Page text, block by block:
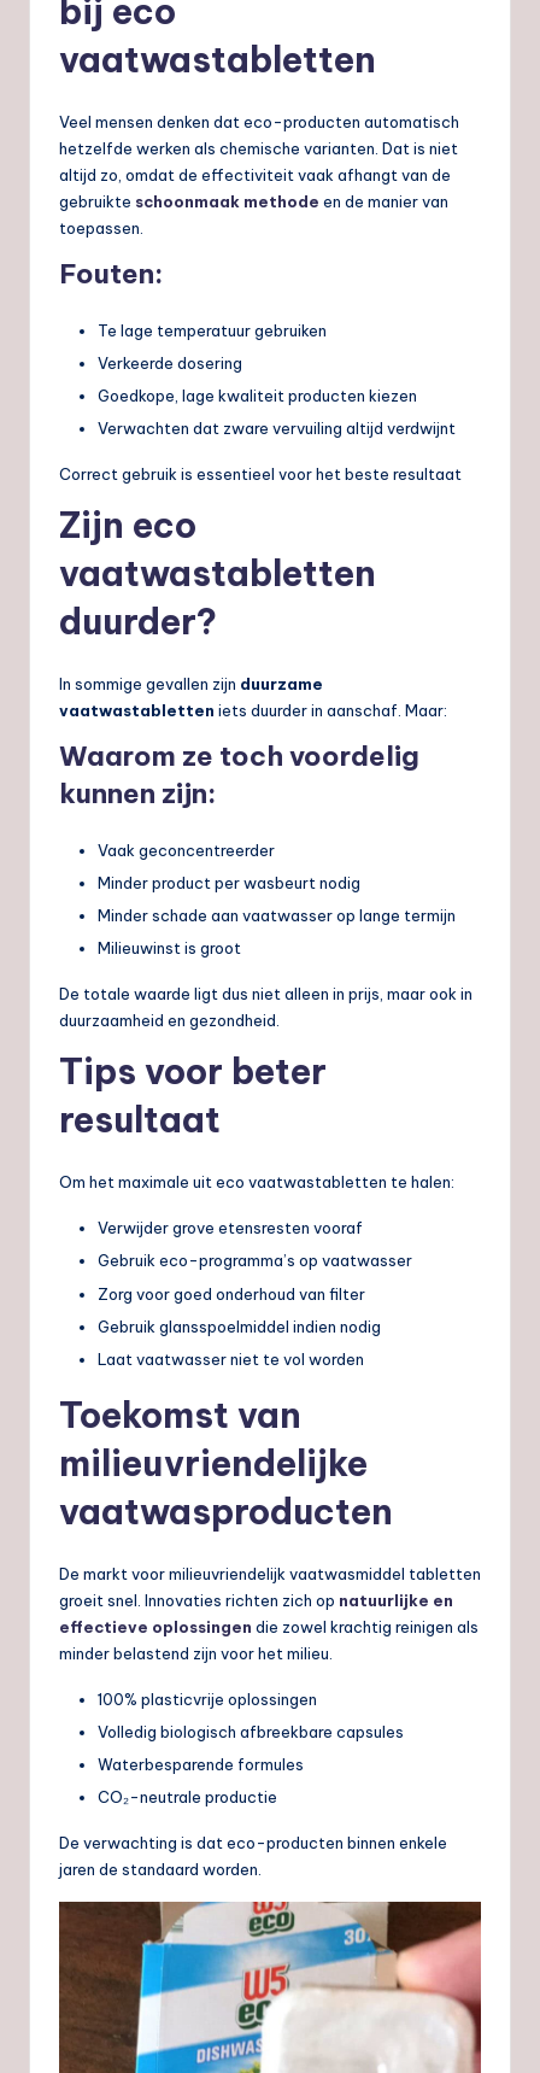
bij eco
vaatwastabletten
Veel mensen denken dat eco-producten automatisch
hetzelfde werken als chemische varianten. Dat is niet
altijd zo, omdat de effectiviteit vaak afhangt van de
gebruikte schoonmaak methode en de manier van
toepassen.
Fouten:
Te lage temperatuur gebruiken
Verkeerde dosering
Goedkope, lage kwaliteit producten kiezen
Verwachten dat zware vervuiling altijd verdwijnt
Correct gebruik is essentieel voor het beste resultaat
Zijn eco
vaatwastabletten
duurder?
In sommige gevallen zijn duurzame
vaatwastabletten iets duurder in aanschaf. Maar:
Waarom ze toch voordelig
kunnen zijn:
Vaak geconcentreerder
Minder product per wasbeurt nodig
Minder schade aan vaatwasser op lange termijn
Milieuwinst is groot
De totale waarde ligt dus niet alleen in prijs, maar ook in
duurzaamheid en gezondheid.
Tips voor beter
resultaat
Om het maximale uit eco vaatwastabletten te halen:
Verwijder grove etensresten vooraf
Gebruik eco-programma’s op vaatwasser
Zorg voor goed onderhoud van filter
Gebruik glansspoelmiddel indien nodig
Laat vaatwasser niet te vol worden
Toekomst van
milieuvriendelijke
vaatwasproducten
De markt voor milieuvriendelijk vaatwasmiddel tabletten
groeit snel. Innovaties richten zich op natuurlijke en
effectieve oplossingen die zowel krachtig reinigen als
minder belastend zijn voor het milieu.
100% plasticvrije oplossingen
Volledig biologisch afbreekbare capsules
Waterbesparende formules
CO₂-neutrale productie
De verwachting is dat eco-producten binnen enkele
jaren de standaard worden.